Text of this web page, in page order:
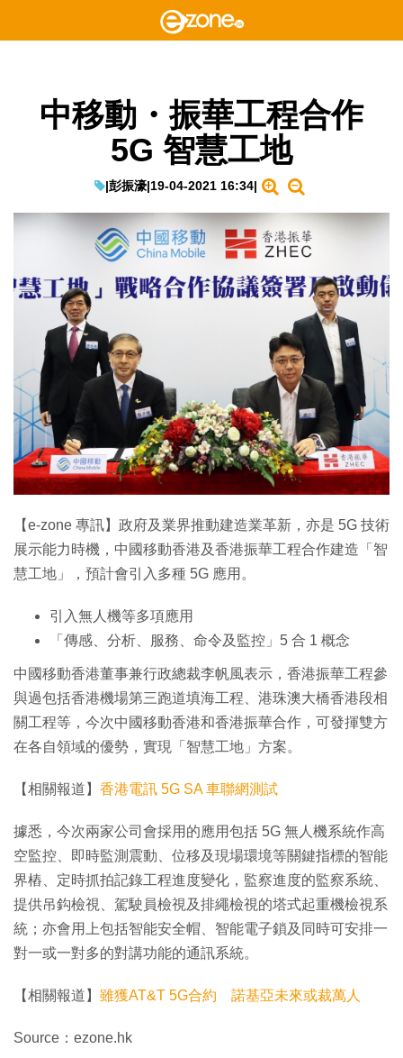
中移動・振華工程合作
5G 智慧工地
|彭振濠|19-04-2021 16:34|
【e-zone 專訊】政府及業界推動建造業革新，亦是 5G 技術
展示能力時機，中國移動香港及香港振華工程合作建造「智
慧工地」，預計會引入多種 5G 應用。
引入無人機等多項應用
「傳感、分析、服務、命令及監控」5 合 1 概念
中國移動香港董事兼行政總裁李帆風表示，香港振華工程參
與過包括香港機場第三跑道填海工程、港珠澳大橋香港段相
關工程等，今次中國移動香港和香港振華合作，可發揮雙方
在各自領域的優勢，實現「智慧工地」方案。
【相關報道】 香港電訊 5G SA 車聯網測試
據悉，今次兩家公司會採用的應用包括 5G 無人機系統作高
空監控、即時監測震動、位移及現場環境等關鍵指標的智能
界樁、定時抓拍記錄工程進度變化，監察進度的監察系統、
提供吊鈎檢視、駕駛員檢視及排繩檢視的塔式起重機檢視系
統；亦會用上包括智能安全帽、智能電子鎖及同時可安排一
對一或一對多的對講功能的通訊系統。
【相關報道】 雖獲AT&T 5G合約 諾基亞未來或裁萬人
Source：ezone.hk